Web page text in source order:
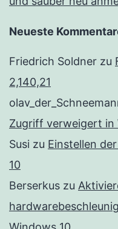
Neueste
Friedrich Soldner zu
2,140,21
Zugriff verweigert in
Susi zu Einstellen
10
Berserkus zu